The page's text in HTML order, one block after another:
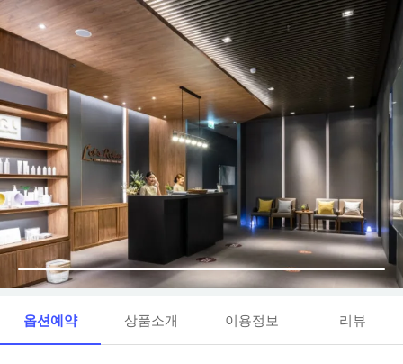
옵션예약 상품소개 이용정보 리뷰